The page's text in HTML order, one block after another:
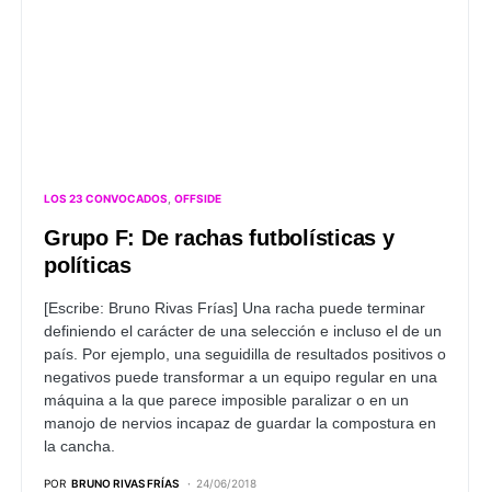
LOS 23 CONVOCADOS OFFSIDE
Grupo F: De rachas futbolísticas y
políticas
[Escribe: Bruno Rivas Frías] Una racha puede terminar
definiendo el carácter de una selección e incluso el de un
país. Por ejemplo, una seguidilla de resultados positivos o
negativos puede transformar a un equipo regular en una
máquina a la que parece imposible paralizar o en un
manojo de nervios incapaz de guardar la compostura en
la cancha.
POR BRUNO RIVAS FRÍAS 24/06/2018